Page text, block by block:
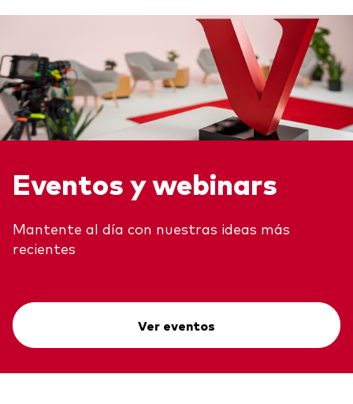
Eventos y webinars
Mantente al día con nuestras ideas más
recientes
Ver eventos